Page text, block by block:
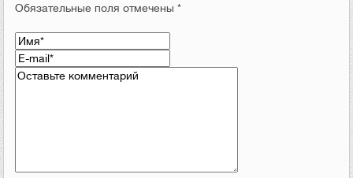
Обязательные поля отмечены *